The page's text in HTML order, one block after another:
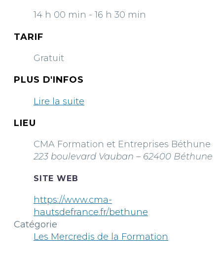
14 h 00 min - 16 h 30 min
TARIF
Gratuit
PLUS D'INFOS
Lire la suite
LIEU
CMA Formation et Entreprises Béthune
223 boulevard Vauban – 62400 Béthune
SITE WEB
https://www.cma-
hautsdefrance.fr/bethune
Catégorie
Les Mercredis de la Formation